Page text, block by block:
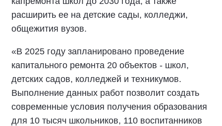
расширить ее на детские сады, колледжи,
общежития вузов.
«В 2025 году запланировано проведение
капитального ремонта 20 объектов - школ,
детских садов, колледжей и техникумов.
Выполнение данных работ позволит создать
современные условия получения образования
для 10 тысяч школьников, 110 воспитанников